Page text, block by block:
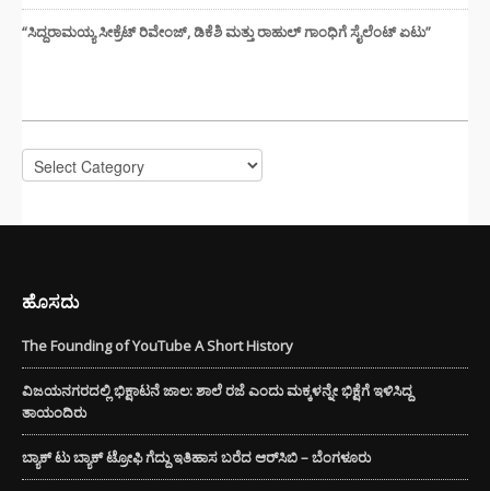
“ಸಿದ್ದರಾಮಯ್ಯ ಸೀಕ್ರೆಟ್ ರಿವೇಂಜ್‌, ಡಿಕೆಶಿ ಮತ್ತು ರಾಹುಲ್‌ ಗಾಂಧಿಗೆ ಸೈಲೆಂಟ್ ಏಟು”
Categories
ಹೊಸದು
The Founding of YouTube A Short History
ವಿಜಯನಗರದಲ್ಲಿ ಭಿಕ್ಷಾಟನೆ ಜಾಲ: ಶಾಲೆ ರಜೆ ಎಂದು ಮಕ್ಕಳನ್ನೇ ಭಿಕ್ಷೆಗೆ ಇಳಿಸಿದ್ದ
ತಾಯಂದಿರು
ಬ್ಯಾಕ್ ಟು ಬ್ಯಾಕ್ ಟ್ರೋಫಿ ಗೆದ್ದು ಇತಿಹಾಸ ಬರೆದ ಆರ್‌ಸಿಬಿ – ಬೆಂಗಳೂರು